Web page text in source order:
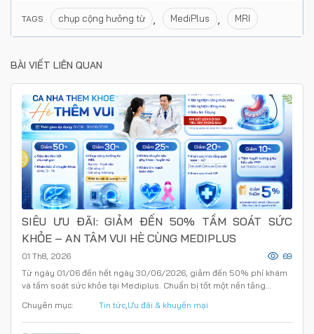
TAGS chụp cộng hưởng từ MediPlus MRI
BÀI VIẾT LIÊN QUAN
SIÊU ƯU ĐÃI: GIẢM ĐẾN 50% TẦM SOÁT SỨC
KHỎE – AN TÂM VUI HÈ CÙNG MEDIPLUS
Từ ngày 01/06 đến hết ngày 30/06/2026, giảm đến 50% phí khám
và tầm soát sức khỏe tại Mediplus. Chuẩn bị tốt một nền tảng…
01 Th8, 2026 69
Chuyên mục: Tin tức,Ưu đãi & khuyến mại